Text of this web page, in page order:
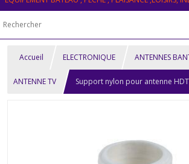
Accueil ELECTRONIQUE ANTENNES
ANTENNE TV Support nylon pour antenne